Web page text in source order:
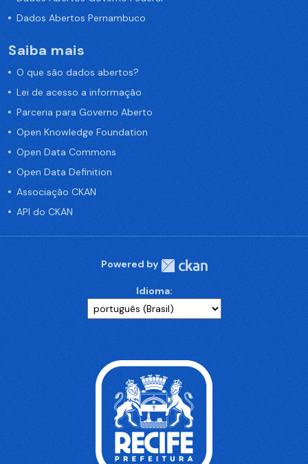
Dados Abertos Pernambuco
Saiba mais
O que são dados abertos?
Lei de acesso a informação
Parceria para Governo Aberto
Open Knowledge Foundation
Open Data Commons
Open Data Definition
Associação CKAN
API do CKAN
Powered by
Idioma